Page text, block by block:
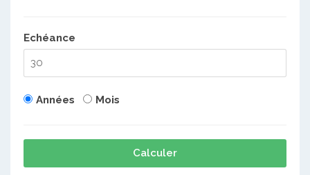
Echéance
Années Mois
Calculer